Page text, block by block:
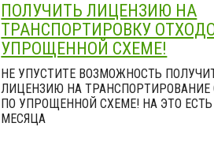
ПОЛУЧИТЬ ЛИЦЕНЗИЮ НА
ТРАНСПОРТИРОВКУ
УПРОЩЕННОЙ СХЕМЕ!
НЕ УПУСТИТЕ ВОЗМОЖНОСТЬ
ЛИЦЕНЗИЮ НА ТРАНСПОРТИРОВАНИЕ
ПО УПРОЩЕННОЙ СХЕМЕ! НА ЭТО
МЕСЯЦА